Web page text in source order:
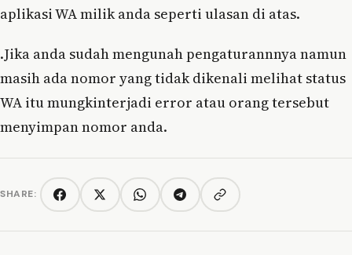
aplikasi WA milik anda seperti ulasan di atas.
.Jika anda sudah mengunah pengaturannnya namun
masih ada nomor yang tidak dikenali melihat status
WA itu mungkinterjadi error atau orang tersebut
menyimpan nomor anda.
SHARE: FacebookTwitter/XWhatsAppTelegramCopy link